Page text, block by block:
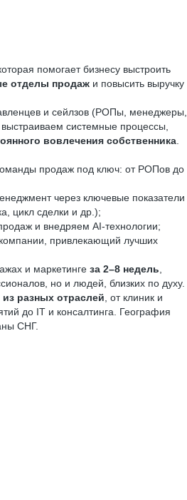
помогает бизнесу выстроить
отделы продаж и повысить выручку
и сейлзов (РОПы, менеджеры,
системные процессы,
вовлечения собственника
продаж под ключ: от РОПов до
через ключевые показатели
цикл сделки и др.);
и внедряем AI-технологии;
привлекающий лучших
и маркетинге за 2–8 недель
но и людей, близких по духу.
из разных отраслей , от клиник и
до IT и консалтинга. География
СНГ.